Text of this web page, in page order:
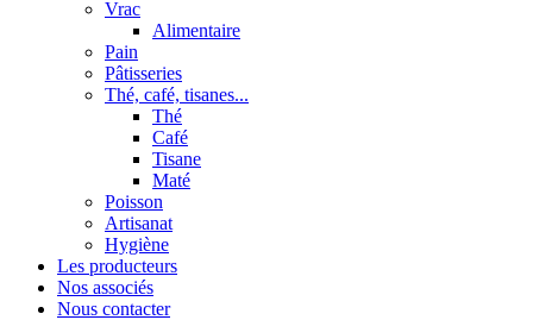
Vrac
Alimentaire
Pain
Pâtisseries
Thé, café, tisanes...
Thé
Café
Tisane
Maté
Poisson
Artisanat
Hygiène
Les producteurs
Nos associés
Nous contacter